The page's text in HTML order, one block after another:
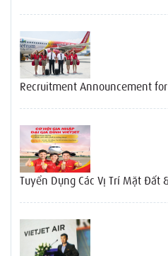
Recruitment Announcement for
Tuyển Dụng Các Vị Trí Mặt Đất